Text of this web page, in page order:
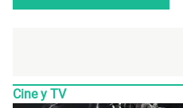
Cine y TV